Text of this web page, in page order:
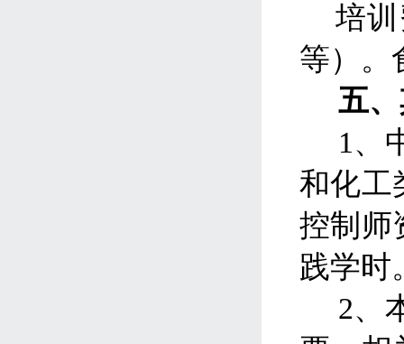
培
等）。
五
1、
和化工
控制师
践学时
2、